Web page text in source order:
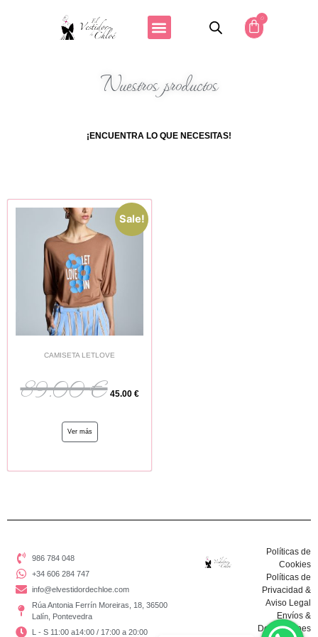
0
Nuestros productos
¡ENCUENTRA LO QUE NECESITAS!
Sale!
CAMISETA LETLOVE
89.00€ 45.00 €
Ver más
986 784 048
+34 606 284 747
info@elvestidordechloe.com
Rúa Antonia Ferrín Moreiras, 18, 36500
Lalín, Pontevedra
L - S 11:00 a14:00 / 17:00 a 20:00
Políticas de
Cookies
Políticas de
Privacidad &
Aviso Legal
Envíos &
Devoluciones